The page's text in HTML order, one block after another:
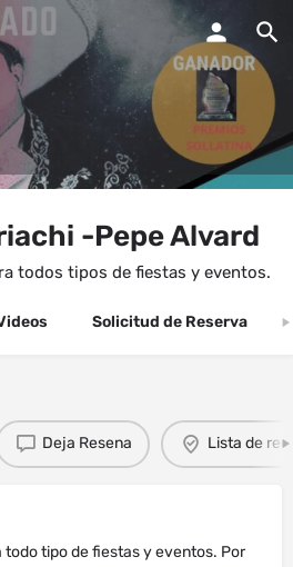
-Pepe Alvard
todos tipos de fiestas y eventos.
Solicitud de Reserva
Deja Resena Lista de
todo tipo de fiestas y eventos. Por